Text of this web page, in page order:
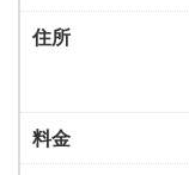
住所
料金